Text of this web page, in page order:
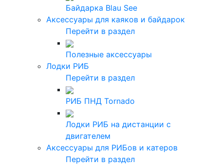
Байдарка Blau See
Аксессуары для каяков и байдарок
Перейти в раздел
Полезные аксессуары
Лодки РИБ
Перейти в раздел
РИБ ПНД Tornado
Лодки РИБ на дистанции с
двигателем
Аксессуары для РИБов и катеров
Перейти в раздел